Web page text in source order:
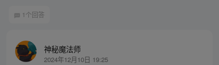
1个回答
神秘魔法师
2024年12月10日 19:25